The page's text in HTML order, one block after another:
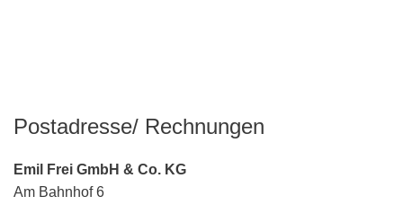
Postadresse/ Rechnungen
Emil Frei GmbH & Co. KG
Am Bahnhof 6